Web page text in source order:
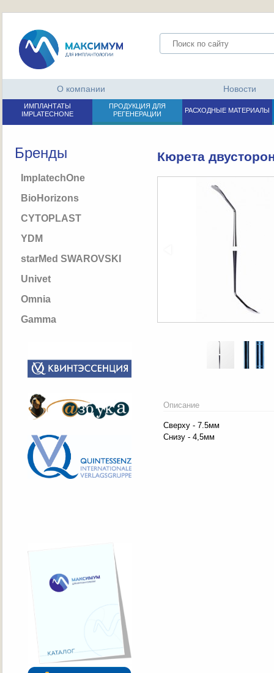
О компании Новости
ИМПЛАНТАТЫ
IMPLATECHONE
ПРОДУКЦИЯ ДЛЯ
РЕГЕНЕРАЦИИ
РАСХОДНЫЕ МАТЕРИАЛЫ
Бренды
ImplatechOne
BioHorizons
CYTOPLAST
YDM
starMed SWAROVSKI
Univet
Omnia
Gamma
Кюрета
Описание
Сверху - 7.5мм
Снизу - 4,5мм